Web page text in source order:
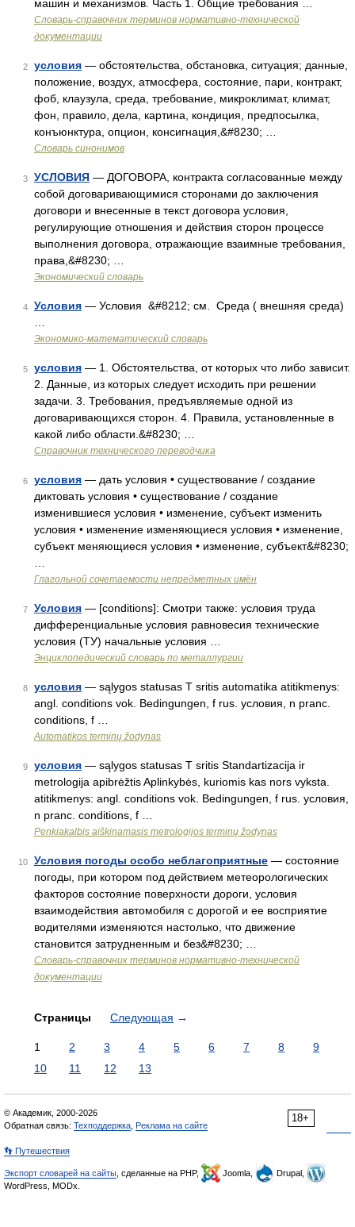
машин и механизмов. Часть 1. Общие требования …
Словарь-справочник терминов нормативно-технической
документации
2 условия — обстоятельства, обстановка, ситуация; данные,
положение, воздух, атмосфера, состояние, пари, контракт,
фоб, клаузула, среда, требование, микроклимат, климат,
фон, правило, дела, картина, кондиция, предпосылка,
конъюнктура, опцион, консигнация,&#8230; …
Словарь синонимов
3 УСЛОВИЯ — ДОГОВОРА, контракта согласованные между
собой договаривающимися сторонами до заключения
договори и внесенные в текст договора условия,
регулирующие отношения и действия сторон процессе
выполнения договора, отражающие взаимные требования,
права,&#8230; …
Экономический словарь
4 Условия — Условия &#8212; см. Среда ( внешняя среда)
Экономико-математический словарь
5 условия — 1. Обстоятельства, от которых что либо зависит.
2. Данные, из которых следует исходить при решении
задачи. 3. Требования, предъявляемые одной из
договаривающихся сторон. 4. Правила, установленные в
какой либо области.&#8230; …
Справочник технического переводчика
6 условия — дать условия • существование / создание
диктовать условия • существование / создание
изменившиеся условия • изменение, субъект изменить
условия • изменение изменяющиеся условия • изменение,
субъект меняющиеся условия • изменение, субъект&#8230;
Глагольной сочетаемости непредметных имён
7 Условия — [conditions]: Смотри также: условия труда
дифференциальные условия равновесия технические
условия (ТУ) начальные условия …
Энциклопедический словарь по металлургии
8 условия — sąlygos statusas T sritis automatika atitikmenys:
angl. conditions vok. Bedingungen, f rus. условия, n pranc.
conditions, f …
Automatikos terminų žodynas
9 условия — sąlygos statusas T sritis Standartizacija ir
metrologija apibrėžtis Aplinkybės, kuriomis kas nors vyksta.
atitikmenys: angl. conditions vok. Bedingungen, f rus. условия,
n pranc. conditions, f …
Penkiakalbis aiškinamasis metrologijos terminų žodynas
10 Условия погоды особо неблагоприятные — состояние
погоды, при котором под действием метеорологических
факторов состояние поверхности дороги, условия
взаимодействия автомобиля с дорогой и ее восприятие
водителями изменяются настолько, что движение
становится затрудненным и без&#8230; …
Словарь-справочник терминов нормативно-технической
документации
Страницы Следующая →
1 2 3 4 5 6 7 8
9
10
11 12 13
18+
© Академик, 2000-2026
Обратная связь: Техподдержка Реклама на сайте
👣 Путешествия
Экспорт словарей на сайты , сделанные на PHP, Joomla,
Drupal,
WordPress, MODx.